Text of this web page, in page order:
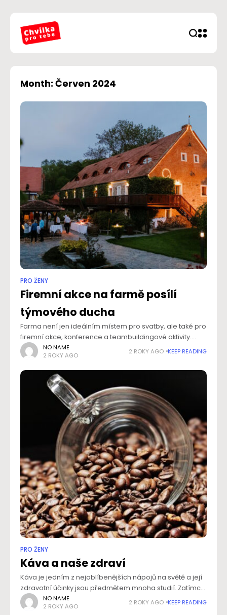
Month: Červen 2024
PRO ŽENY
Firemní akce na farmě posílí
týmového ducha
Farma není jen ideálním místem pro svatby, ale také pro
firemní akce, konference a teambuildingové aktivity.
Inspirativní prostředí farmy, obklopené krásnou
přírodou, poskytuje ideální podmínky pro soustředěnou
práci, kreativní myšlení
NO NAME
2 ROKY AGO
2 ROKY AGO KEEP READING
PRO ŽENY
Káva a naše zdraví
Káva je jedním z nejoblíbenějších nápojů na světě a její
zdravotní účinky jsou předmětem mnoha studií. Zatímco
někteří lidé se jí vyhýbají kvůli obavám o své zdraví, jiní ji
považují
NO NAME
2 ROKY AGO
2 ROKY AGO KEEP READING